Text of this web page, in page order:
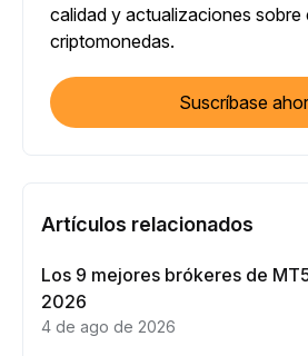
calidad y actualizaciones sobre
criptomonedas.
Suscríbase
Artículos relacionados
Los 9 mejores brókeres de
2026
4 de ago de 2026